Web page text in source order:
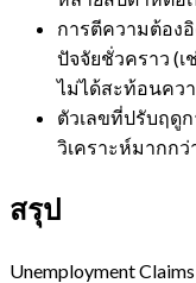
การตีความต้องอิ
ปัจจัยชั่วคราว (
ไม่ได้สะท้อนคว
ตัวเลขที่ปรับฤดูก
วิเคราะห์มากกว่
สรุป
Unemployment